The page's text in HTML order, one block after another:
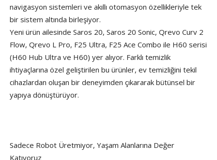
navigasyon sistemleri ve akıllı otomasyon özellikleriyle tek
bir sistem altında birleşiyor.
Yeni ürün ailesinde Saros 20, Saros 20 Sonic, Qrevo Curv 2
Flow, Qrevo L Pro, F25 Ultra, F25 Ace Combo ile H60 serisi
(H60 Hub Ultra ve H60) yer alıyor. Farklı temizlik
ihtiyaçlarına özel geliştirilen bu ürünler, ev temizliğini tekil
cihazlardan oluşan bir deneyimden çıkararak bütünsel bir
yapıya dönüştürüyor.
Sadece Robot Üretmiyor, Yaşam Alanlarına Değer
Katıyoruz